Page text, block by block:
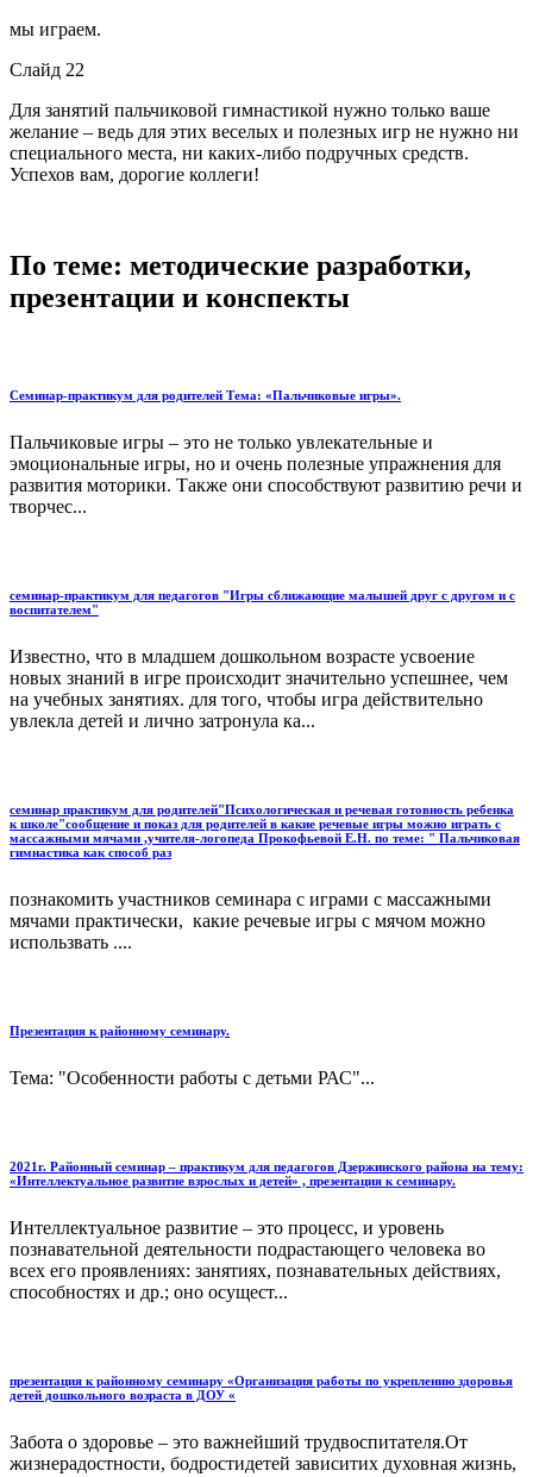
мы играем.
Слайд 22
Для занятий пальчиковой гимнастикой нужно только ваше
желание – ведь для этих веселых и полезных игр не нужно ни
специального места, ни каких-либо подручных средств.
Успехов вам, дорогие коллеги!
По теме: методические разработки,
презентации и конспекты
Семинар-практикум для родителей Тема: «Пальчиковые игры».
Пальчиковые игры – это не только увлекательные и
эмоциональные игры, но и очень полезные упражнения для
развития моторики. Также они способствуют развитию речи и
творчес...
семинар-практикум для педагогов "Игры сближающие малышей друг с другом и с
воспитателем"
Известно, что в младшем дошкольном возрасте усвоение
новых знаний в игре происходит значительно успешнее, чем
на учебных занятиях. для того, чтобы игра действительно
увлекла детей и лично затронула ка...
семинар практикум для родителей"Психологическая и речевая готовность ребенка
к школе"сообщение и показ для родителей в какие речевые игры можно играть с
массажными мячами ,учителя-логопеда Прокофьевой Е.Н. по теме: " Пальчиковая
гимнастика как способ раз
познакомить участников семинара с играми с массажными
мячами практически, какие речевые игры с мячом можно
использвать ....
Презентация к районному семинару.
Тема: "Особенности работы с детьми РАС"...
2021г. Районный семинар – практикум для педагогов Дзержинского района на тему:
«Интеллектуальное развитие взрослых и детей» , презентация к семинару.
Интеллектуальное развитие – это процесс, и уровень
познавательной деятельности подрастающего человека во
всех его проявлениях: занятиях, познавательных действиях,
способностях и др.; оно осущест...
презентация к районному семинару «Организация работы по укреплению здоровья
детей дошкольного возраста в ДОУ «
Забота о здоровье – это важнейший трудвоспитателя.От
жизнерадостности, бодростидетей зависитих духовная жизнь,